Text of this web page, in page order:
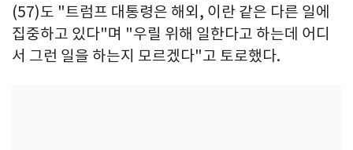
(57)도 "트럼프 대통령은 해외, 이란 같은 다른 일에
집중하고 있다"며 "우릴 위해 일한다고 하는데 어디
서 그런 일을 하는지 모르겠다"고 토로했다.